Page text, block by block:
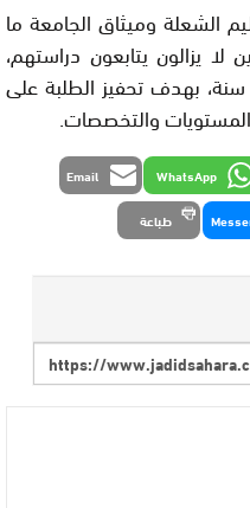
الشعلة وميثاق الجامعة ما
لا يزالون يتابعون دراستهم،
بهدف تحفيز الطلبة على
والتخصصات.
WhatsApp
Email
طباعة